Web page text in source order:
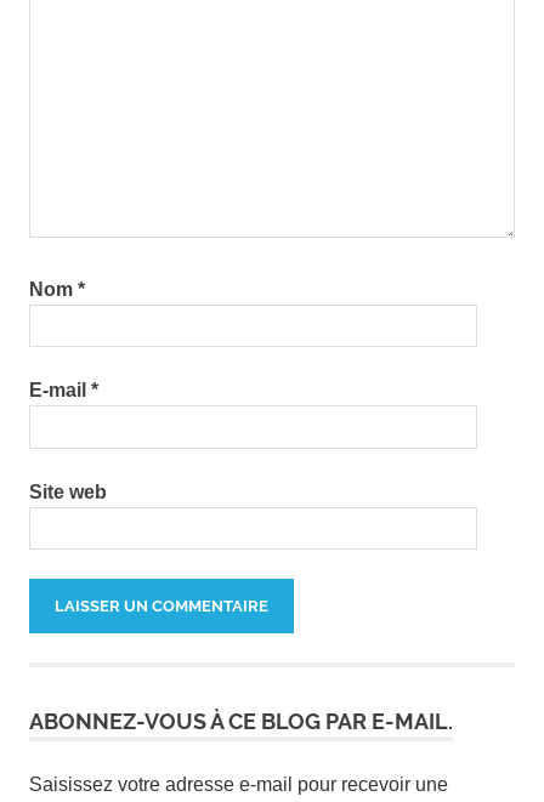
Nom *
E-mail *
Site web
ABONNEZ-VOUS À CE BLOG PAR E-MAIL.
Saisissez votre adresse e-mail pour recevoir une